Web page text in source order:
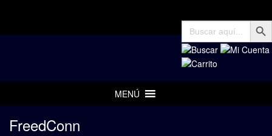
MENÚ
Buscar: Botón de
FreedConn